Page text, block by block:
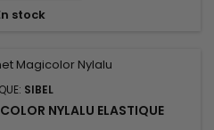
stock
SIBEL
NYLALU ELASTIQUE